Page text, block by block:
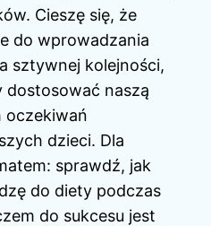
Cieszę się, że
do wprowadzania
sztywnej kolejności,
dostosować naszą
oczekiwań
dzieci. Dla
sprawdź, jak
do diety podczas
do sukcesu jest